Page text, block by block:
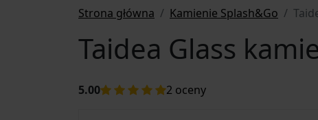
Strona główna Kamienie Splash&Go
Taidea Glass
5.00 2 oceny